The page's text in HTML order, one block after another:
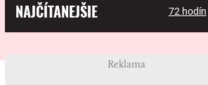
NAJČÍTANEJŠIE 72 hodín
Reklama